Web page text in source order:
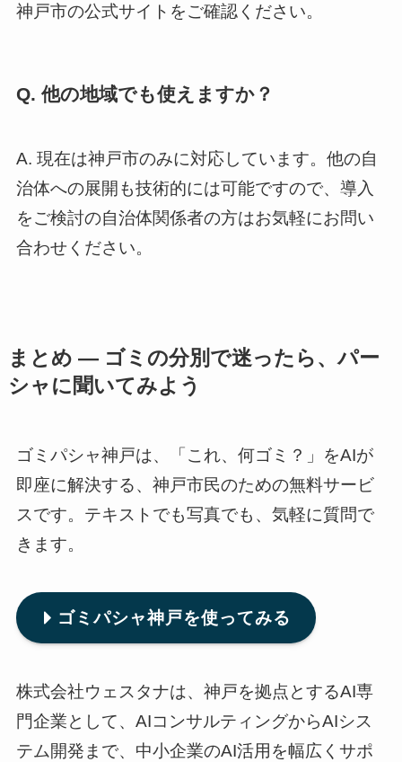
神戸市の公式サイトをご確認ください。
Q. 他の地域でも使えますか？
A. 現在は神戸市のみに対応しています。他の自
治体への展開も技術的には可能ですので、導入
をご検討の自治体関係者の方はお気軽にお問い
合わせください。
まとめ ― ゴミの分別で迷ったら、パー
シャに聞いてみよう
ゴミパシャ神戸は、「これ、何ゴミ？」をAIが
即座に解決する、神戸市民のための無料サービ
スです。テキストでも写真でも、気軽に質問で
きます。
ゴミパシャ神戸を使ってみる
株式会社ウェスタナは、神戸を拠点とするAI専
門企業として、AIコンサルティングからAIシス
テム開発まで、中小企業のAI活用を幅広くサポ